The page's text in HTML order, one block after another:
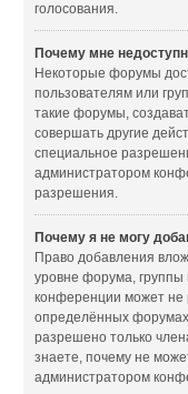
голосования.
Почему мне
Некоторые форумы
пользователям или
такие форумы,
совершать другие
специальное
администратором
разрешения.
Почему я не могу
Право добавления
уровне форума, группы
конференции может не
определённых
разрешено только
знаете, почему не
администратором